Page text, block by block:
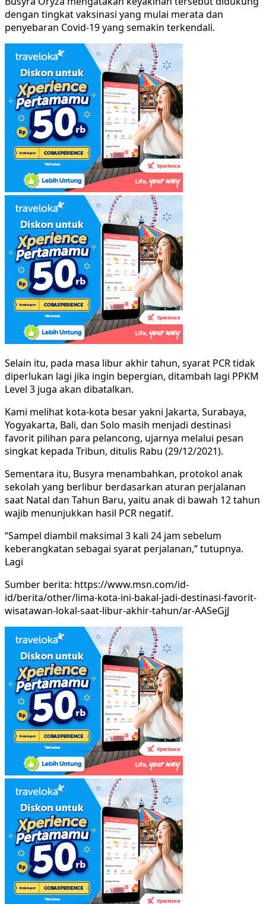
dengan tingkat vaksinasi yang mulai merata dan
penyebaran Covid-19 yang semakin terkendali.
Selain itu, pada masa libur akhir tahun, syarat PCR tidak
diperlukan lagi jika ingin bepergian, ditambah lagi PPKM
Level 3 juga akan dibatalkan.
Kami melihat kota-kota besar yakni Jakarta, Surabaya,
Yogyakarta, Bali, dan Solo masih menjadi destinasi
favorit pilihan para pelancong, ujarnya melalui pesan
singkat kepada Tribun, ditulis Rabu (29/12/2021).
Sementara itu, Busyra menambahkan, protokol anak
sekolah yang berlibur berdasarkan aturan perjalanan
saat Natal dan Tahun Baru, yaitu anak di bawah 12 tahun
wajib menunjukkan hasil PCR negatif.
“Sampel diambil maksimal 3 kali 24 jam sebelum
keberangkatan sebagai syarat perjalanan,” tutupnya.
Lagi
Sumber berita: https://www.msn.com/id-
id/berita/other/lima-kota-ini-bakal-jadi-destinasi-favorit-
wisatawan-lokal-saat-libur-akhir-tahun/ar-AASeGjJ